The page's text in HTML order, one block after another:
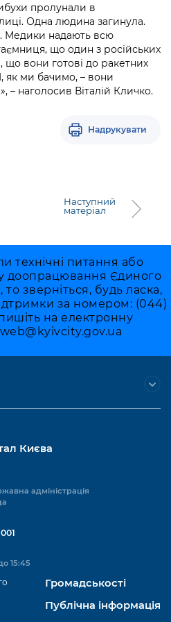
організації
Захисниць
стану
пролунали в
Одна людина загинула.
Медики надають всю
що один з російських
що вони готові до ракетних
як ми бачимо, – вони
– наголосив Віталій Кличко.
Надрукувати
Наступний
матеріал
технічні питання або
доопрацювання Єдиного
зверніться, будь ласка,
за номером: (044)
на електронну
Києва
адміністрація
15:45
Громадськості
Публічна інформація